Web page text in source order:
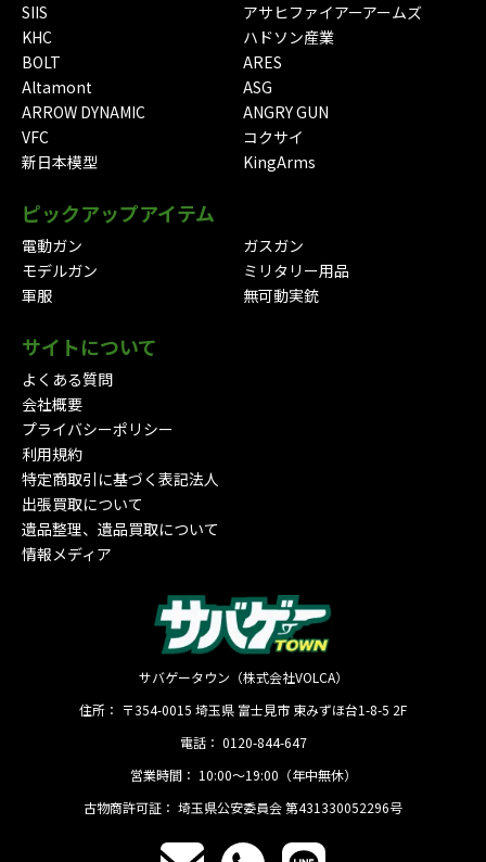
SIIS
アサヒファイアーアームズ
KHC
ハドソン産業
BOLT
ARES
Altamont
ASG
ARROW DYNAMIC
ANGRY GUN
VFC
コクサイ
新日本模型
KingArms
ピックアップアイテム
電動ガン
ガスガン
モデルガン
ミリタリー用品
軍服
無可動実銃
サイトについて
よくある質問
会社概要
プライバシーポリシー
利用規約
特定商取引に基づく表記法人
出張買取について
遺品整理、遺品買取について
情報メディア
サバゲータウン（株式会社VOLCA）
住所： 〒354-0015 埼玉県 富士見市 東みずほ台1-8-5 2F
電話： 0120-844-647
営業時間： 10:00〜19:00（年中無休）
古物商許可証： 埼玉県公安委員会 第431330052296号